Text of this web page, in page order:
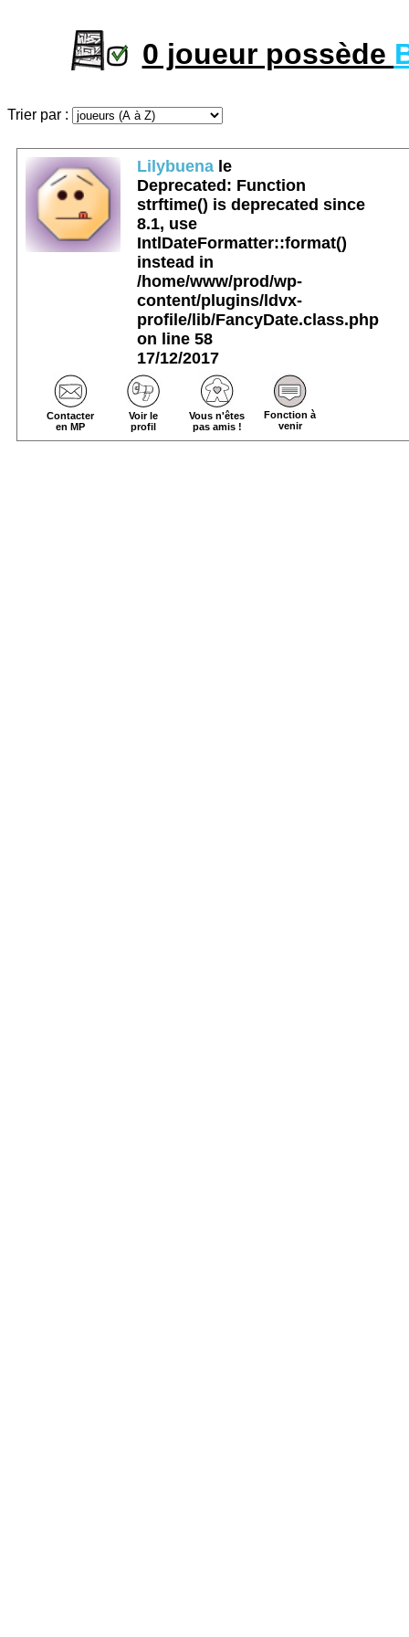
0 joueur possède
Trier par :
Lilybuenale
Deprecated : Function
strftime() is deprecated since
8.1, use
IntlDateFormatter::format()
instead in
/home/www/prod/wp-
content/plugins/ldvx-
profile/lib/FancyDate.class.php
on line 58
17/12/2017
Contacter
en MP
Voir le
profil
Vous n'êtes
pas amis !
Fonction à
venir